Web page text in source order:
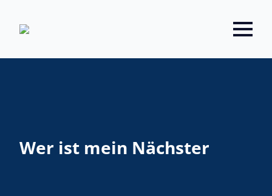
Wer ist mein Nächster